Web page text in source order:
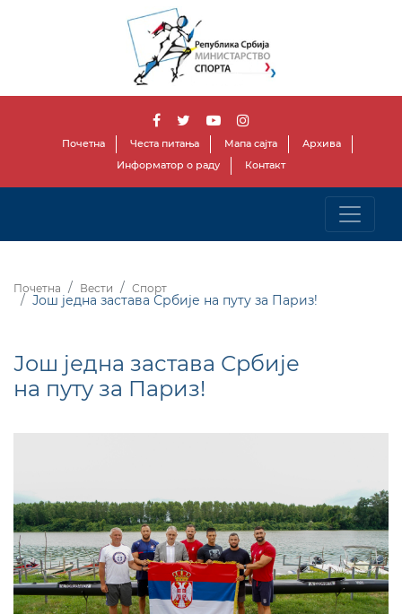
Почетна Честа питања Мапа сајта
Архива
Информатор о раду
Контакт
Почетна Вести Спорт
Још једна застава Србије на путу за Париз!
Још једна застава Србије
на путу за Париз!